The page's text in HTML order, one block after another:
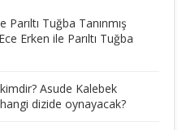
Parıltı Tuğba Tanınmış
Erken ile Parıltı Tuğba
Asude Kalebek
dizide oynayacak?